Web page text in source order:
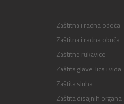
Zaštitna i radna odeća
Zaštitna i radna obuća
Zaštitne rukavice
Zaštita glave, lica i vida
Zaštita sluha
Zaštita disajnih organa